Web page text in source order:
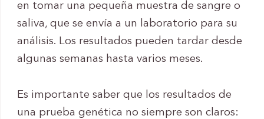
en tomar una pequeña muestra de sangre o
saliva, que se envía a un laboratorio para su
análisis. Los resultados pueden tardar desde
algunas semanas hasta varios meses.
Es importante saber que los resultados de
una prueba genética no siempre son claros: